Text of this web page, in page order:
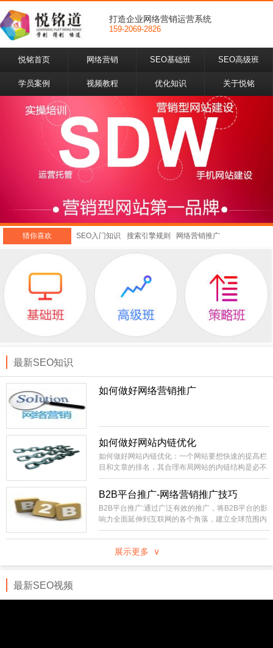
打造企业网络营销运营系统
159-2069-2826
悦铭首页 网络营销 SEO基础班 SEO高级班
学员案例 视频教程 优化知识 关于悦铭
猜你喜欢 SEO入门知识 搜索引擎规则 网络营销推广
最新SEO知识
如何做好网络营销推广
如何做好网站内链优化
如何做好网站内链优化：一个网站要想快速的提高栏
目和文章的排名，其合理布局网站的内链结构是必不
可少的。相当外部链接而言，内部链接就比较容易控
制，成本低。你直接就可以在自己的站上进行部署，
不像外部链接的不可控性比较大，需要大量的购买或
长期的积累才有办法实现稳定的SEO效果。
B2B平台推广-网络营销推广技巧
B2B平台推广:通过广泛有效的推广，将B2B平台的影
响力全面延伸到互联网的各个角落，建立全球范围内
领先的网络贸易集散中心，国内最具影响力和生命力
的B2B电子商务信息交互平台。建设全国范围内包括
行业、地域分类的企事业黄页，通过专业服务及先进
展示更多 ∨
最新SEO视频